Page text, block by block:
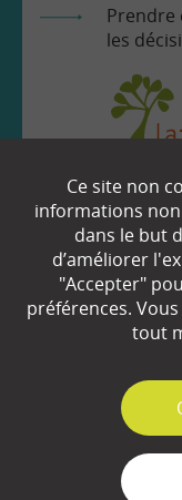
Prendre
les
Ce site non
informations
dans le but
d’améliorer
"Accepter"
préférences.
tout